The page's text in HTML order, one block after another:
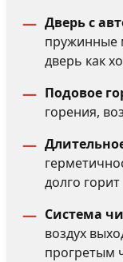
Дверь с
пружинные
дверь как
Подовое
горения,
долго горит
Система
воздух
прогретым